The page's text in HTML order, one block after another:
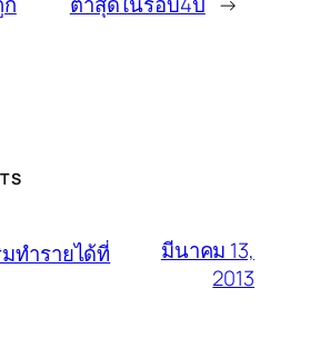
ทำรายได้ที่
มีนาคม 13,
2013